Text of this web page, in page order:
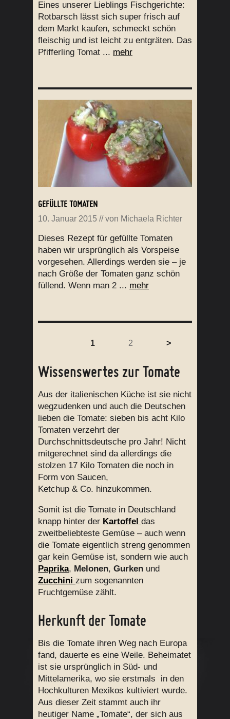
Eines unserer Lieblings Fischgerichte:
Rotbarsch lässt sich super frisch auf
dem Markt kaufen, schmeckt schön
fleischig und ist leicht zu entgräten. Das
Pfifferling Tomat ... mehr
GEFÜLLTE TOMATEN
10. Januar 2015 // von Michaela Richter
Dieses Rezept für gefüllte Tomaten
haben wir ursprünglich als Vorspeise
vorgesehen. Allerdings werden sie – je
nach Größe der Tomaten ganz schön
füllend. Wenn man 2 ... mehr
1 2 >
Wissenswertes zur Tomate
Aus der italienischen Küche ist sie nicht
wegzudenken und auch die Deutschen
lieben die Tomate: sieben bis acht Kilo
Tomaten verzehrt der
Durchschnittsdeutsche pro Jahr! Nicht
mitgerechnet sind da allerdings die
stolzen 17 Kilo Tomaten die noch in
Form von Saucen,
Ketchup & Co. hinzukommen.
Somit ist die Tomate in Deutschland
knapp hinter der Kartoffel das
zweitbeliebteste Gemüse – auch wenn
die Tomate eigentlich streng genommen
gar kein Gemüse ist, sondern wie auch
Paprika, Melonen, Gurken und
Zucchini zum sogenannten
Fruchtgemüse zählt.
Herkunft der Tomate
Bis die Tomate ihren Weg nach Europa
fand, dauerte es eine Weile. Beheimatet
ist sie ursprünglich in Süd- und
Mittelamerika, wo sie erstmals in den
Hochkulturen Mexikos kultiviert wurde.
Aus dieser Zeit stammt auch ihr
heutiger Name „Tomate“, der sich aus